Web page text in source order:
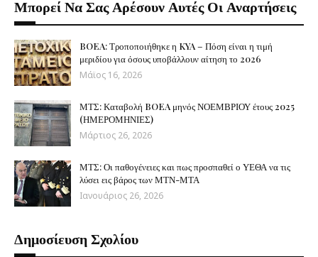
Μπορεί Να Σας Αρέσουν Αυτές Οι Αναρτήσεις
BOEA: Τροποποιήθηκε η KYA – Πόση είναι η τιμή
μεριδίου για όσους υποβάλλουν αίτηση το 2026
Μάϊος 16, 2026
ΜΤΣ: Καταβολή BOEA μηνός ΝΟΕΜΒΡΙΟΥ έτους 2025
(ΗΜΕΡΟΜΗΝΙΕΣ)
Μάρτιος 26, 2026
ΜΤΣ: Οι παθογένειες και πως προσπαθεί ο ΥΕΘΑ να τις
λύσει εις βάρος των ΜΤΝ-ΜΤΑ
Ιανουάριος 26, 2026
Δημοσίευση Σχολίου